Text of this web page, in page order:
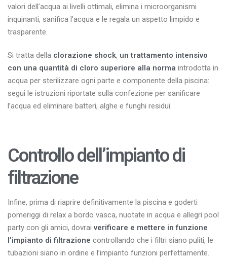
valori dell’acqua ai livelli ottimali, elimina i microorganismi
inquinanti, sanifica l’acqua e le regala un aspetto limpido e
trasparente.
Si tratta della clorazione shock, un trattamento intensivo
con una quantità di cloro superiore alla norma introdotta in
acqua per sterilizzare ogni parte e componente della piscina:
segui le istruzioni riportate sulla confezione per sanificare
l’acqua ed eliminare batteri, alghe e funghi residui.
Controllo dell’impianto di
filtrazione
Infine, prima di riaprire definitivamente la piscina e goderti
pomeriggi di relax a bordo vasca, nuotate in acqua e allegri pool
party con gli amici, dovrai verificare e mettere in funzione
l’impianto di filtrazione controllando che i filtri siano puliti, le
tubazioni siano in ordine e l’impianto funzioni perfettamente.